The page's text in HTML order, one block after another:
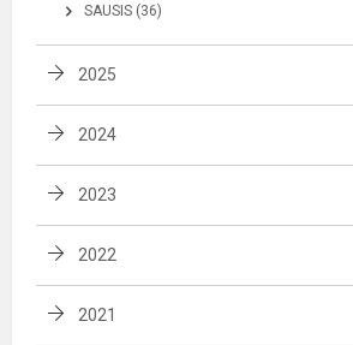
SAUSIS (36)
2025
2024
2023
2022
2021